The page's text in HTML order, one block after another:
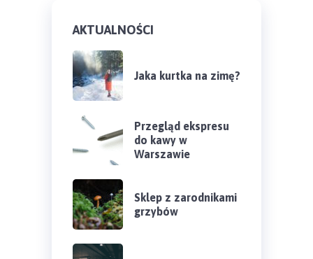
AKTUALNOŚCI
Jaka kurtka na zimę?
Przegląd ekspresu
do kawy w
Warszawie
Sklep z zarodnikami
grzybów